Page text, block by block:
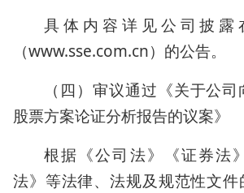
具体内容详见公司披露
（www.sse.com.cn）的公告。
（四）审议通过《关于公
股票方案论证分析报告的议案》
根据《公司法》《证券法
法》等法律、法规及规范性文